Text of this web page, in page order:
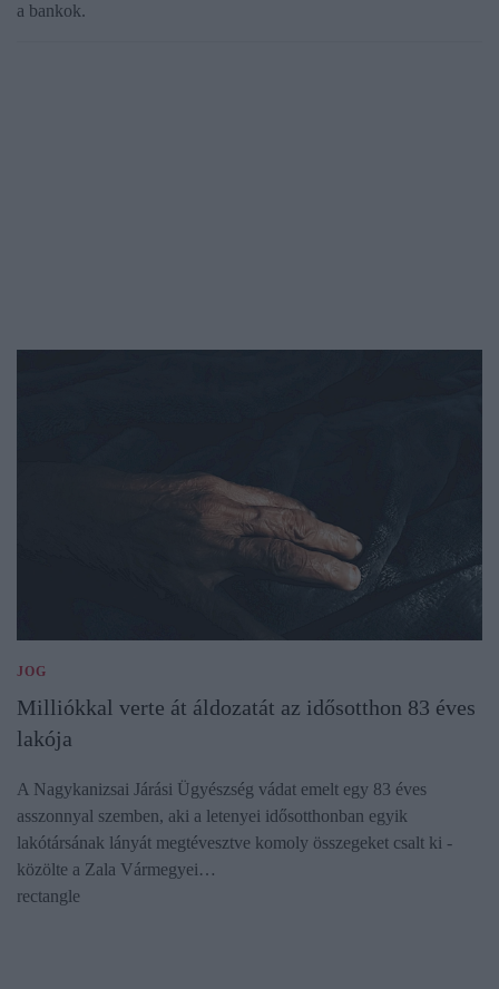
a bankok.
JOG
Milliókkal verte át áldozatát az idősotthon 83 éves
lakója
A Nagykanizsai Járási Ügyészség vádat emelt egy 83 éves
asszonnyal szemben, aki a letenyei idősotthonban egyik
lakótársának lányát megtévesztve komoly összegeket csalt ki -
közölte a Zala Vármegyei…
rectangle